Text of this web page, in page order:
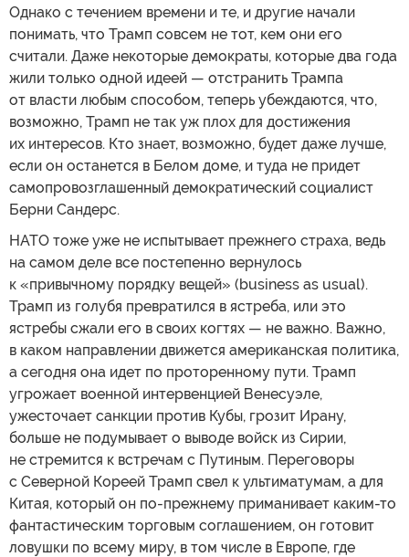
Однако с течением времени и те, и другие начали
понимать, что Трамп совсем не тот, кем они его
считали. Даже некоторые демократы, которые два года
жили только одной идеей — отстранить Трампа
от власти любым способом, теперь убеждаются, что,
возможно, Трамп не так уж плох для достижения
их интересов. Кто знает, возможно, будет даже лучше,
если он останется в Белом доме, и туда не придет
самопровозглашенный демократический социалист
Берни Сандерс.
НАТО тоже уже не испытывает прежнего страха, ведь
на самом деле все постепенно вернулось
к «привычному порядку вещей» (business as usual).
Трамп из голубя превратился в ястреба, или это
ястребы сжали его в своих когтях — не важно. Важно,
в каком направлении движется американская политика,
а сегодня она идет по проторенному пути. Трамп
угрожает военной интервенцией Венесуэле,
ужесточает санкции против Кубы, грозит Ирану,
больше не подумывает о выводе войск из Сирии,
не стремится к встречам с Путиным. Переговоры
с Северной Кореей Трамп свел к ультиматумам, а для
Китая, который он по-прежнему приманивает каким-то
фантастическим торговым соглашением, он готовит
ловушки по всему миру, в том числе в Европе, где